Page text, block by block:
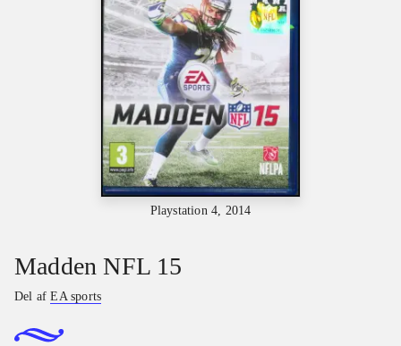
Playstation 4, 2014
Madden NFL 15
Del afEA sports